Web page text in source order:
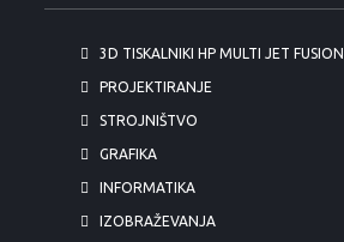
3D TISKALNIKI HP MULTI JET FUSION
PROJEKTIRANJE
STROJNIŠTVO
GRAFIKA
INFORMATIKA
IZOBRAŽEVANJA